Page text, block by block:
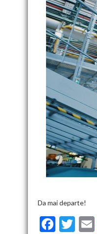
Da mai departe!
F
T